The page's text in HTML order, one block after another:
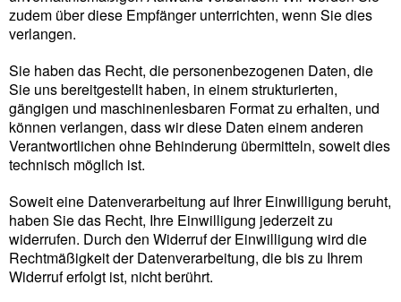
zudem über diese Empfänger unterrichten, wenn Sie dies
verlangen.
Sie haben das Recht, die personenbezogenen Daten, die
Sie uns bereitgestellt haben, in einem strukturierten,
gängigen und maschinenlesbaren Format zu erhalten, und
können verlangen, dass wir diese Daten einem anderen
Verantwortlichen ohne Behinderung übermitteln, soweit dies
technisch möglich ist.
Soweit eine Datenverarbeitung auf Ihrer Einwilligung beruht,
haben Sie das Recht, Ihre Einwilligung jederzeit zu
widerrufen. Durch den Widerruf der Einwilligung wird die
Rechtmäßigkeit der Datenverarbeitung, die bis zu Ihrem
Widerruf erfolgt ist, nicht berührt.